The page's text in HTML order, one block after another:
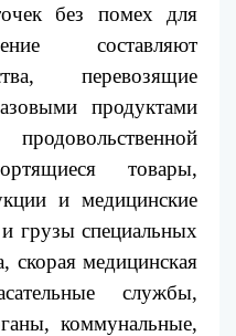
без помех для
составляют
перевозящие
продуктами
товары,
и медицинские
грузы специальных
скорая медицинская
службы,
коммунальные,